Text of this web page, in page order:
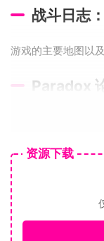
战斗日志：
游戏的主要地图以
Paradox
独特的铃
壁纸：
《钢铁之师》的插
资源下载